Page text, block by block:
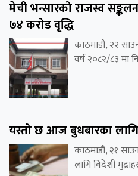
मेची भन्सारको राजस्व
७४ करोड वृद्धि
काठमाडौं, २२
वर्ष २०८२/८३ मा
यस्तो छ आज बुधबारका लागि
काठमाडौं, २१
लागि विदेशी